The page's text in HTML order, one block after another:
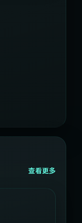
查看更多
1:07:39